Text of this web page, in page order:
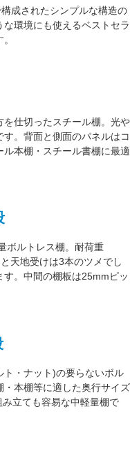
成されたシンプルな構造の
環境にも使えるベストセラ
を仕切った スチール棚。 光や
す。背面と側面のパネルはコ
本棚・スチール書棚に最適
ボルトレス棚。 耐荷重
天地受けは3本のツメでし
す。中間の棚板は25mmピッ
ト・ナット)の要らないボル
本棚等に適した奥行サイズ
み立ても容易な中軽量棚で